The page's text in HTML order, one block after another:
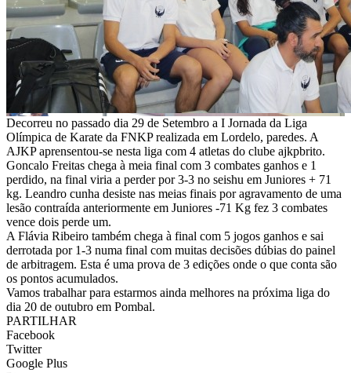
Decorreu no passado dia 29 de Setembro a I Jornada da Liga
Olímpica de Karate da FNKP realizada em Lordelo, paredes. A
AJKP aprensentou-se nesta liga com 4 atletas do clube ajkpbrito.
Goncalo Freitas chega à meia final com 3 combates ganhos e 1
perdido, na final viria a perder por 3-3 no seishu em Juniores + 71
kg. Leandro cunha desiste nas meias finais por agravamento de uma
lesão contraída anteriormente em Juniores -71 Kg fez 3 combates
vence dois perde um.
A Flávia Ribeiro também chega à final com 5 jogos ganhos e sai
derrotada por 1-3 numa final com muitas decisões dúbias do painel
de arbitragem. Esta é uma prova de 3 edições onde o que conta são
os pontos acumulados.
Vamos trabalhar para estarmos ainda melhores na próxima liga do
dia 20 de outubro em Pombal.
PARTILHAR
Facebook
Twitter
Google Plus